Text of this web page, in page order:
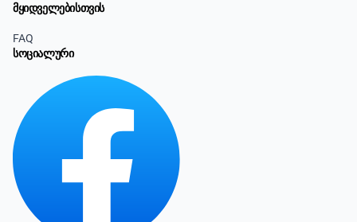
მყიდველებისთვის
FAQ
სოციალური